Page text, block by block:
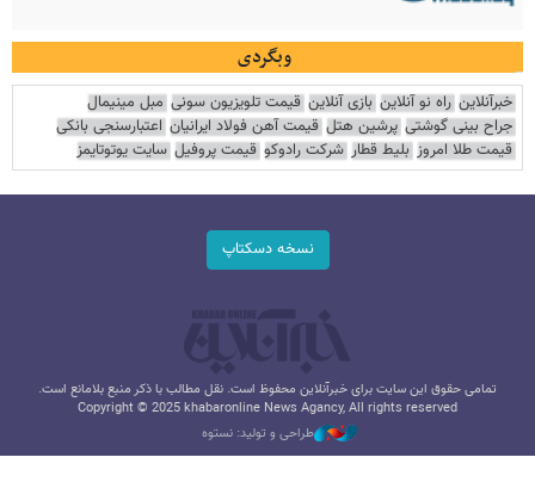
وبگردی
خبرآنلاین راه نو آنلاین بازی آنلاین قیمت تلویزیون سونی مبل مینیمال
جراح بینی گوشتی پرشین هتل قیمت آهن فولاد ایرانیان اعتبارسنجی بانکی
قیمت طلا امروز بلیط قطار شرکت رادوکو قیمت پروفیل سایت یوتوتایمز
نسخه دسکتاپ
تمامی حقوق این سایت برای خبرآنلاین محفوظ است. نقل مطالب با ذکر منبع بلامانع است.
Copyright © 2025 khabaronline News Agancy, All rights reserved
طراحی و تولید: نستوه